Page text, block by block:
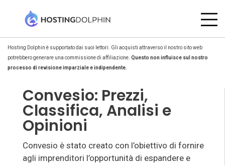
Hosting Dolphin è supportato dai suoi lettori. Gli acquisti attraverso il nostro sito web
potrebbero generare una commissione di affiliazione. Questo non influisce sul nostro
processo di revisione imparziale e indipendente.
Convesio: Prezzi,
Classifica, Analisi e
Opinioni
Convesio è stato creato con l’obiettivo di fornire
agli imprenditori l’opportunità di espandere e